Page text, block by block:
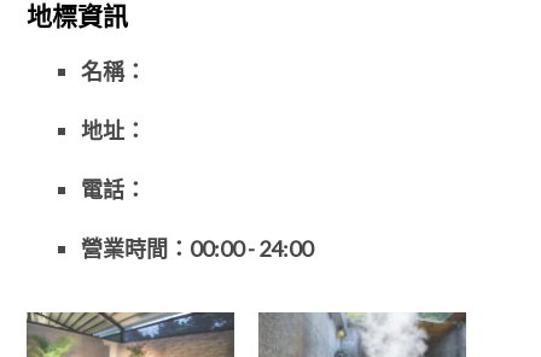
地標資訊
名稱：
地址：
電話：
營業時間： 00:00 - 24:00